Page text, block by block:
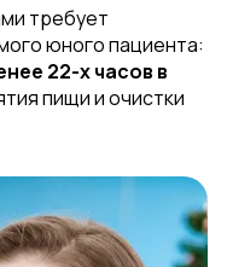
требует
юного пациента:
22-х часов в
пищи и очистки